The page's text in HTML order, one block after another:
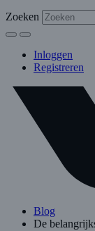
Zoeken
Inloggen
Registreren
Blog
De